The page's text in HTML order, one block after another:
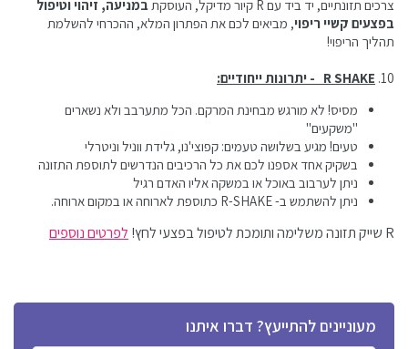
מעוניינים להתייעץ? דברו איתנו
צרכים תזונתיים, יד ביד עם R קיור מדיקל, העוסקת
במניעה, זיהוי וטיפול
בפצעים קשיי ריפוי, מביאים לכם את הפתרון המלא, ההכרחי להשלמת
תהליך הריפוי!
10. R SHAKE - יתרונות ייחודיים:
מסיס! לא מורגש מבחינת המרקם. הכל מתערבב ולא נשארים
"משקעים"
טעים! מגיע בשלושה טעמים: קפוצי'נו, גלידת ווניל וניטרלי
בשקיק אחד אספנו לכם את כל הרכיבים הנדרשים לתוספת התזונה
ניתן לערבוב באוכל או במשקה אליו האדם רגיל
ניתן להשתמש ב- R-SHAKE כתוספת לארוחה או במקום ארוחה.
R שייק תזונה משלימה ותומכת לטיפול בפצעי לחץ! לפרטים נוספים